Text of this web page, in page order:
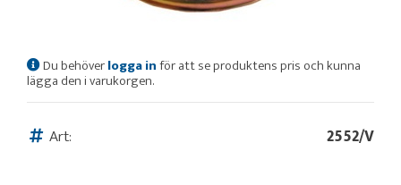
Du behöverlogga inför att se produktens pris och kunna
lägga den i varukorgen.
Art: 2552/V